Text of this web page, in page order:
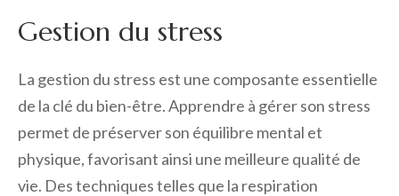
Gestion du stress
La gestion du stress est une composante essentielle
de la clé du bien-être. Apprendre à gérer son stress
permet de préserver son équilibre mental et
physique, favorisant ainsi une meilleure qualité de
vie. Des techniques telles que la respiration